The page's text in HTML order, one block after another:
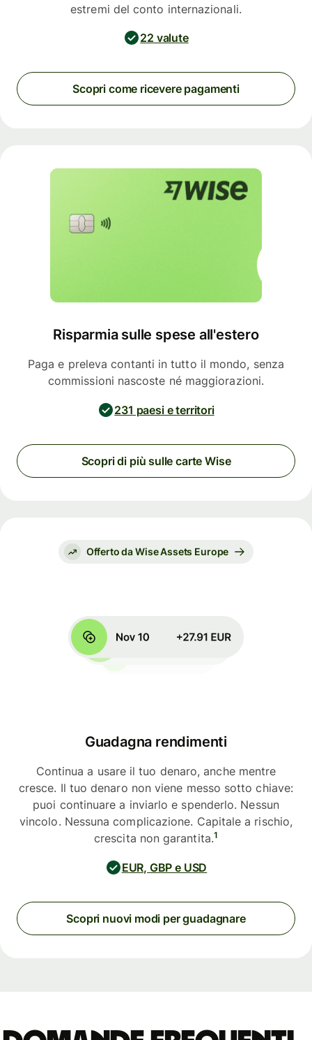
estremi del conto internazionali.
22 valute
Scopri come ricevere pagamenti
Risparmia sulle spese all'estero
Paga e preleva contanti in tutto il mondo, senza
commissioni nascoste né maggiorazioni.
231 paesi e territori
Scopri di più sulle carte Wise
Offerto da Wise Assets Europe
Guadagna rendimenti
Continua a usare il tuo denaro, anche mentre
cresce. Il tuo denaro non viene messo sotto chiave:
puoi continuare a inviarlo e spenderlo. Nessun
vincolo. Nessuna complicazione. Capitale a rischio,
crescita non garantita.1
EUR, GBP e USD
Scopri nuovi modi per guadagnare